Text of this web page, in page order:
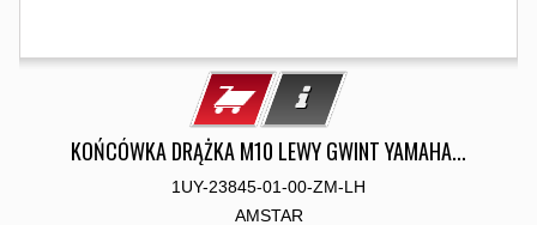
KOŃCÓWKA DRĄŻKA M10 LEWY GWINT YAMAHA...
1UY-23845-01-00-ZM-LH
AMSTAR